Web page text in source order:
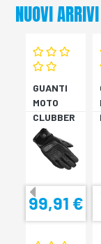
NUOVI ARRIVI
GUANTI
MOTO
CLUBBER
GLOVE
NERO
99,91 €